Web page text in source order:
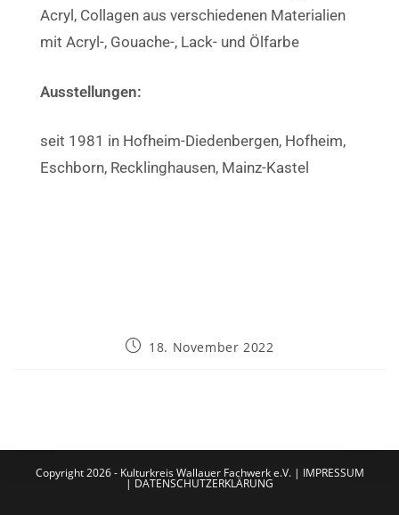
Acryl, Collagen aus verschiedenen Materialien
mit Acryl-, Gouache-, Lack- und Ölfarbe
Ausstellungen:
seit 1981 in Hofheim-Diedenbergen, Hofheim,
Eschborn, Recklinghausen, Mainz-Kastel
18. November 2022
Copyright 2026 - Kulturkreis Wallauer Fachwerk e.V. | IMPRESSUM
| DATENSCHUTZERKLÄRUNG